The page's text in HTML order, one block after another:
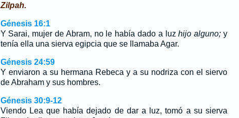
Zilpah.
Génesis 16:1
Y Sarai, mujer de Abram, no le había dado a luzhijo alguno; y
tenía ella una sierva egipcia que se llamaba Agar.
Génesis 24:59
Y enviaron a su hermana Rebeca y a su nodriza con el siervo
de Abraham y sus hombres.
Génesis 30:9-12
Viendo Lea que había dejado de dar a luz, tomó a su sierva